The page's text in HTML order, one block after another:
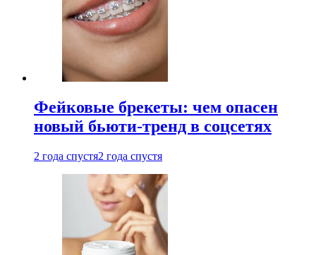
Фейковые брекеты: чем опасен
новый бьюти-тренд в соцсетях
2 года спустя2 года спустя